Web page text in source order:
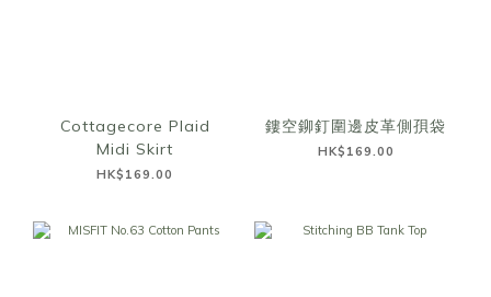
Cottagecore Plaid
Midi Skirt
HK$169.00
鏤空鉚釘圍邊皮革側孭袋
HK$169.00